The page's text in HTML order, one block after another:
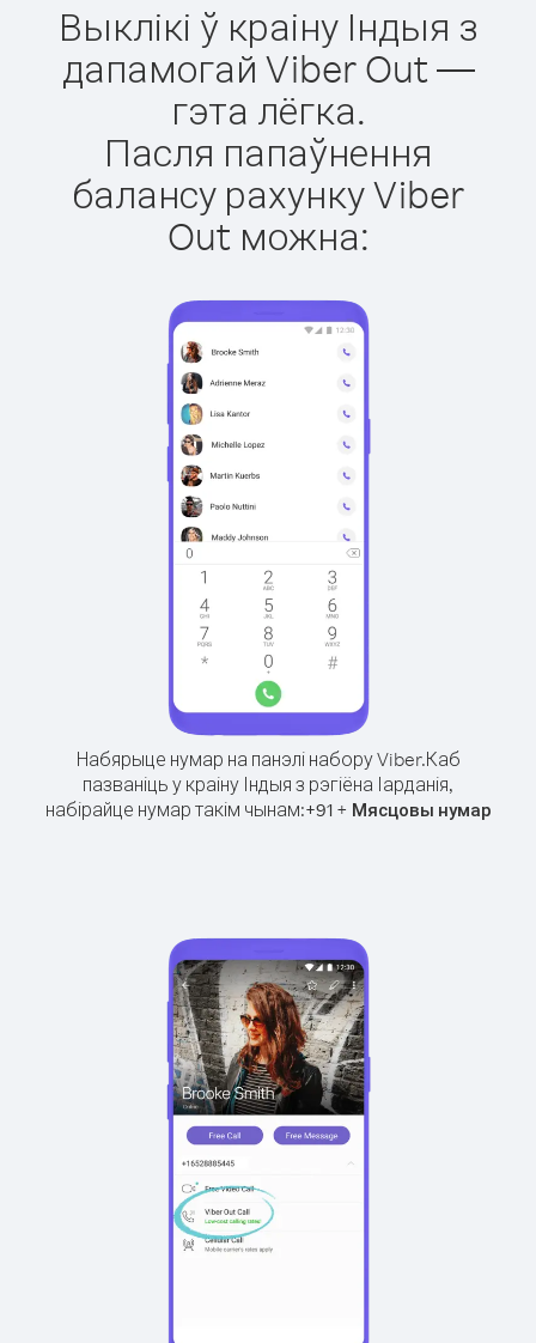
Выклікі ў краіну Індыя з
дапамогай Viber Out —
гэта лёгка.
Пасля папаўнення
балансу рахунку Viber
Out можна:
Набярыце нумар на панэлі набору Viber.Каб
пазваніць у краіну Індыя з рэгіёна Іарданія,
набірайце нумар такім чынам:+91+ Мясцовы нумар